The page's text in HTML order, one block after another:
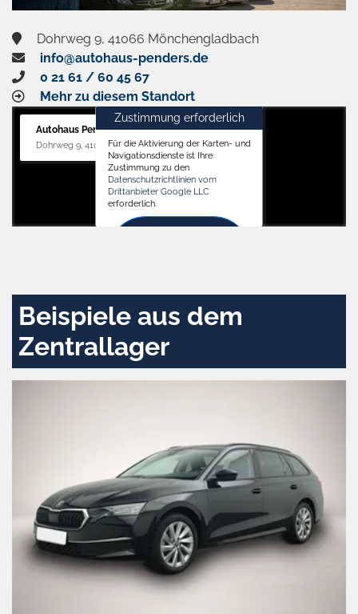
Dohrweg 9, 41066 Mönchengladbach
info@autohaus-penders.de
0 21 61 / 60 45 67
Mehr zu diesem Standort
Autohaus Penders (Service)
Dohrweg 9, 41066 Mönchengladbach
Zustimmung erforderlich
Für die Aktivierung der Karten- und
Navigationsdienste ist Ihre
Zustimmung zu den
Datenschutzrichtlinien vom
Drittanbieter Google LLC
erforderlich.
Beispiele aus dem
Zentrallager